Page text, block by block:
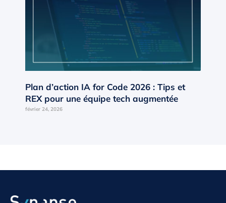
Plan d’action IA for Code 2026 : Tips et
REX pour une équipe tech augmentée
février 24, 2026